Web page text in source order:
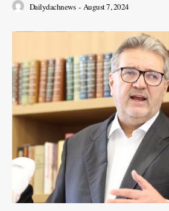
Dailydachnews - August 7, 2024